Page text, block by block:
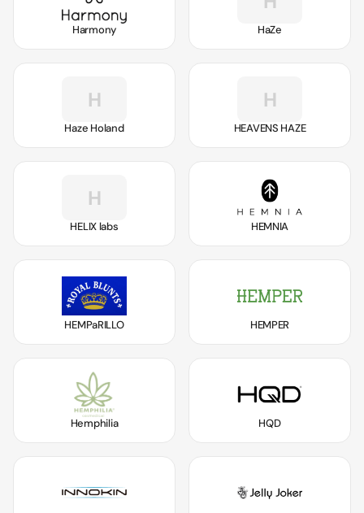
Harmony HaZe
H
Haze Holand
H
HEAVENS HAZE
H
HELIX labs HEMNIA
HEMPaRILLO HEMPER
Hemphilia HQD